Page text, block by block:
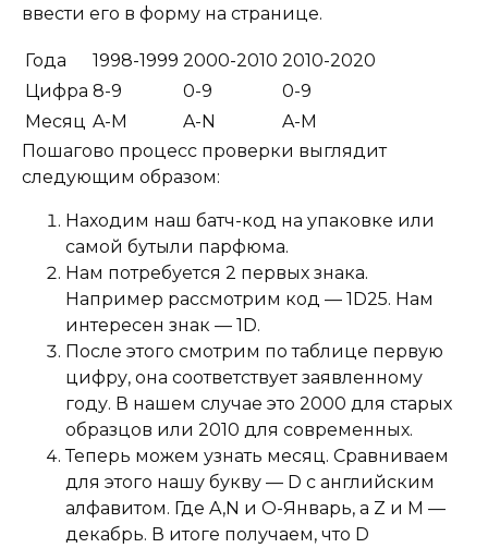
ввести его в форму на странице.
Года 1998-1999 2000-2010 2010-2020
Цифра 8-9 0-9
0-9
Месяц A-M A-N
A-M
Пошагово процесс проверки выглядит
следующим образом:
Находим наш батч-код на упаковке или
самой бутыли парфюма.
Нам потребуется 2 первых знака.
Например рассмотрим код — 1D25. Нам
интересен знак — 1D.
После этого смотрим по таблице первую
цифру, она соответствует заявленному
году. В нашем случае это 2000 для старых
образцов или 2010 для современных.
Теперь можем узнать месяц. Сравниваем
для этого нашу букву — D с английским
алфавитом. Где A,N и O-Январь, а Z и M —
декабрь. В итоге получаем, что D